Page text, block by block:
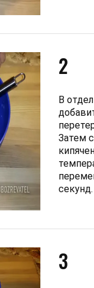
2
В
Затем
секунд.
3